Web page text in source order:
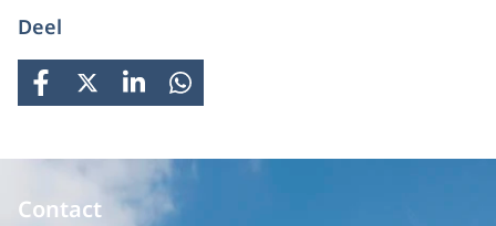
Deel
FACEBOOK
X LINKEDINWHATSAPP
Contact